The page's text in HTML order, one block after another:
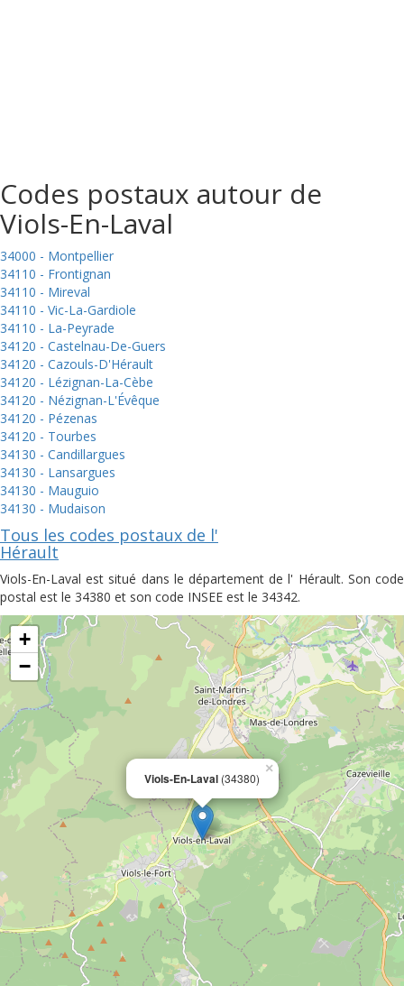
Codes postaux autour de
Viols-En-Laval
34000 - Montpellier
34110 - Frontignan
34110 - Mireval
34110 - Vic-La-Gardiole
34110 - La-Peyrade
34120 - Castelnau-De-Guers
34120 - Cazouls-D'Hérault
34120 - Lézignan-La-Cèbe
34120 - Nézignan-L'Évêque
34120 - Pézenas
34120 - Tourbes
34130 - Candillargues
34130 - Lansargues
34130 - Mauguio
34130 - Mudaison
Tous les codes postaux de l'
Hérault
Viols-En-Laval est situé dans le département de l' Hérault. Son code
postal est le 34380 et son code INSEE est le 34342.
Viols-En-Laval (34380)
×
+
−